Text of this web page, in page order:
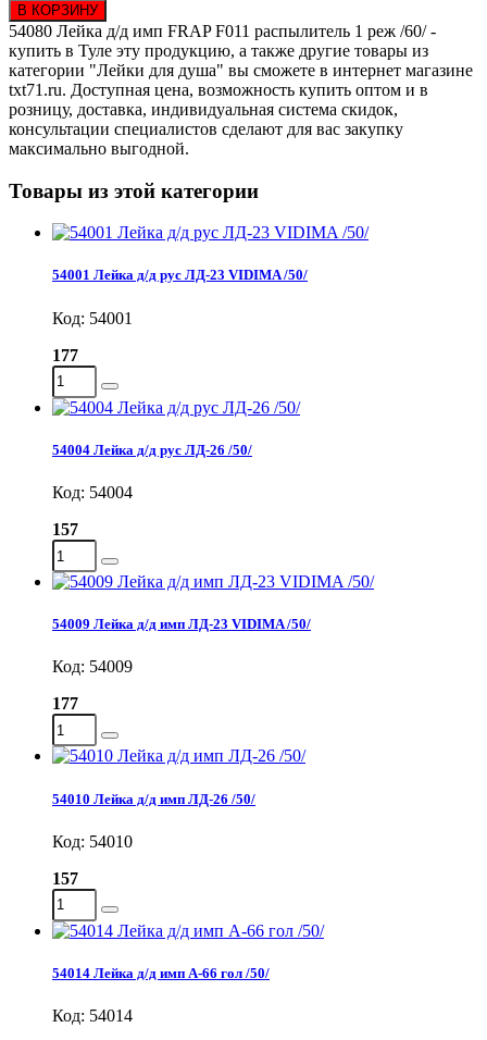
В КОРЗИНУ
54080 Лейка д/д имп FRAP F011 распылитель 1 реж /60/ -
купить в Туле эту продукцию, а также другие товары из
категории "Лейки для душа" вы сможете в интернет магазине
txt71.ru. Доступная цена, возможность купить оптом и в
розницу, доставка, индивидуальная система скидок,
консультации специалистов сделают для вас закупку
максимально выгодной.
Товары из этой категории
54001 Лейка д/д рус ЛД-23 VIDIMA /50/
Код: 54001
177
54004 Лейка д/д рус ЛД-26 /50/
Код: 54004
157
54009 Лейка д/д имп ЛД-23 VIDIMA /50/
Код: 54009
177
54010 Лейка д/д имп ЛД-26 /50/
Код: 54010
157
54014 Лейка д/д имп А-66 гол /50/
Код: 54014